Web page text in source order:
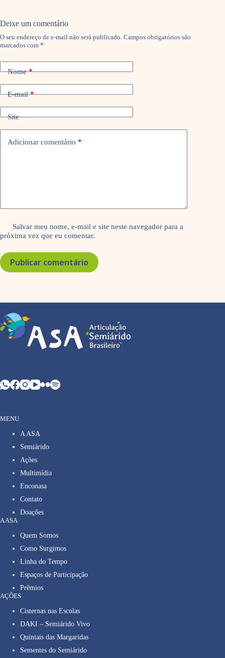
Deixe um comentário
O seu endereço de e-mail não será publicado. Campos obrigatórios são
marcados com *
Nome*
E-mail*
Site
Adicionar comentário *
Salvar meu nome, e-mail e site neste navegador para a
próxima vez que eu comentar.
Publicar comentário
MENU
A ASA
Semiárido
Ações
Multimídia
Enconasa
Contato
Doações
A ASA
Quem Somos
Como Surgimos
Linha do Tempo
Espaços de Participação
Prêmios
AÇÕES
Cisternas nas Escolas
DAKI – Semiárido Vivo
Quintais das Margaridas
Sementes do Semiárido